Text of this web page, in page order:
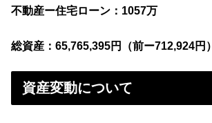
不動産ー住宅ローン：1057万
総資産：65,765,395円（前ー712,924円）
資産変動について